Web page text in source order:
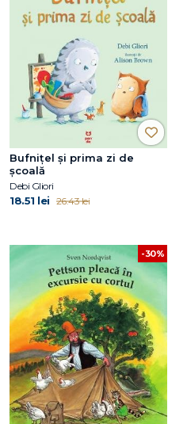
Bufniţel și prima zi de
școală
Debi Gliori
18.51 lei 26.43 lei
-30%